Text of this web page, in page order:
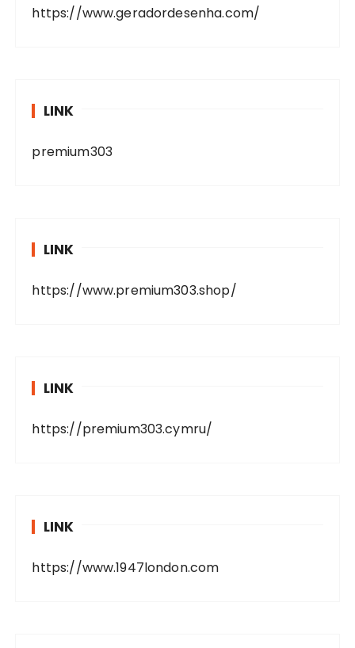
https://www.geradordesenha.com/
LINK
premium303
LINK
https://www.premium303.shop/
LINK
https://premium303.cymru/
LINK
https://www.1947london.com